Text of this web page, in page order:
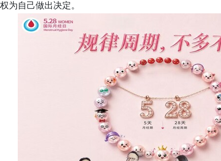
权为自己做出决定。